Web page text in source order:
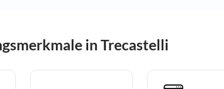
in Trecastelli